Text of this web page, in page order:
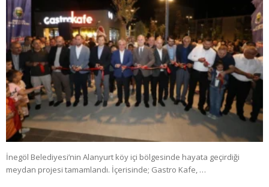
İnegöl Belediyesi’nin Alanyurt köy içi bölgesinde hayata geçirdiği
meydan projesi tamamlandı. İçerisinde; Gastro Kafe, …